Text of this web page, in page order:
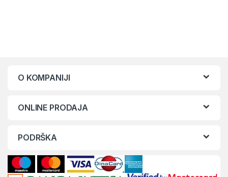
O KOMPANIJI
ONLINE PRODAJA
PODRŠKA